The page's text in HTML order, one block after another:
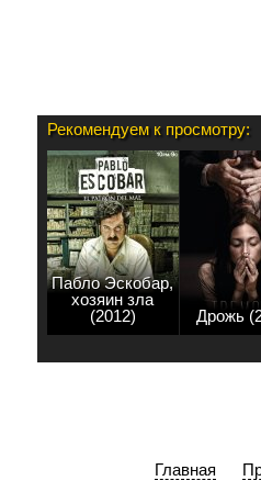
Рекомендуем к просмотру:
Пабло Эскобар,
хозяин зла
(2012)
Дрожь
Главная